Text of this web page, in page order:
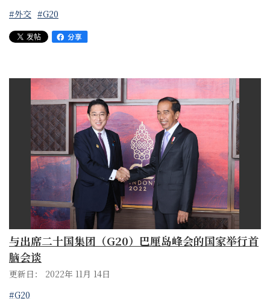
#外交 #G20
与出席二十国集团（G20）巴厘岛峰会的国家举行首
脑会谈
更新日： 2022年 11月 14日
#G20